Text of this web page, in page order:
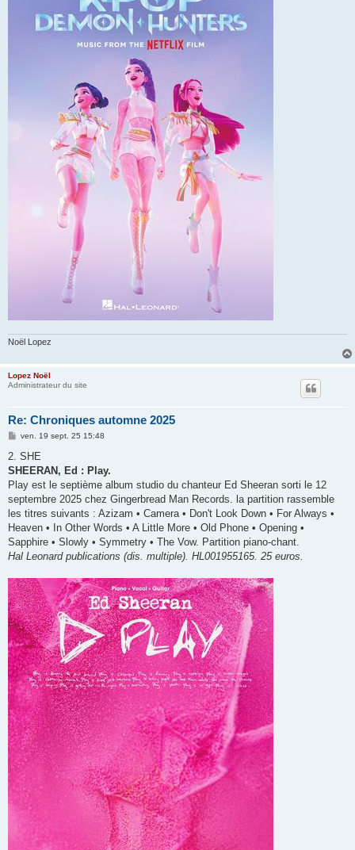
Noël Lopez
Lopez Noël
Administrateur du site
Re: Chroniques automne 2025
M
s
a
g
ven. 19 sept. 25 15:48
2. SHE
SHEERAN, Ed : Play.
Play est le septième album studio du chanteur Ed Sheeran sorti le 12
septembre 2025 chez Gingerbread Man Records. la partition rassemble
les titres suivants : Azizam • Camera • Don't Look Down • For Always •
Heaven • In Other Words • A Little More • Old Phone • Opening •
Sapphire • Slowly • Symmetry • The Vow. Partition piano-chant.
Hal Leonard publications (dis. multiple). HL001955165. 25 euros.